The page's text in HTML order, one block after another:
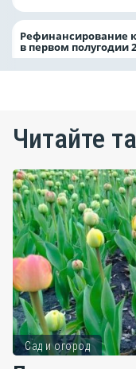
Рефинансирование
в первом полугодии
Читайте
Сад и огород